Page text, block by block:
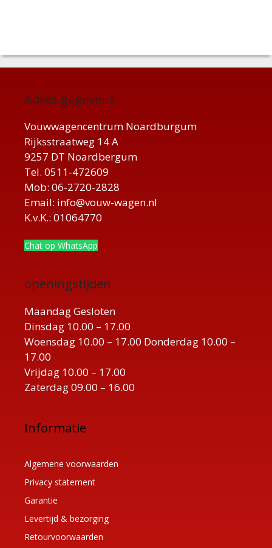
Adres gegevens
Vouwwagencentrum Noardburgum
Rijksstraatweg 14 A
9257 DT Noardbergum
Tel. 0511-472609
Mob: 06-2720-2828
Email: info@vouw-wagen.nl
K.v.K.: 01064770
Chat op WhatsApp
openingstijden
Maandag Gesloten
Dinsdag 10.00 – 17.00
Woensdag 10.00 – 17.00 Donderdag 10.00 –
17.00
Vrijdag 10.00 – 17.00
Zaterdag 09.00 – 16.00
Informatie
Algemene voorwaarden
Privacy statement
Garantie
Levertijd & bezorging
Retourvoorwaarden